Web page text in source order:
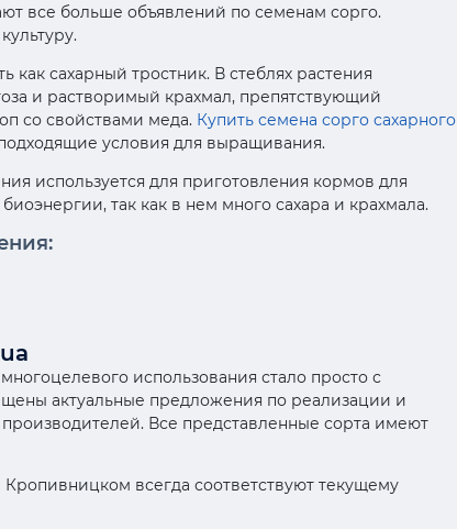
все больше объявлений по семенам сорго.
сахарный тростник. В стеблях растения
и растворимый крахмал, препятствующий
со свойствами меда. Купить семена сорго сахарного
условия для выращивания.
используется для приготовления кормов для
так как в нем много сахара и крахмала.
использования стало просто с
актуальные предложения по реализации и
Все представленные сорта имеют
всегда соответствуют текущему